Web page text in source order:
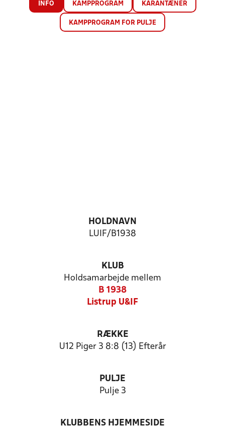
INFO KAMPPROGRAM KARANTÆNER
KAMPPROGRAM FOR PULJE
HOLDNAVN
LUIF/B1938
KLUB
Holdsamarbejde mellem
B 1938
Listrup U&IF
RÆKKE
U12 Piger 3 8:8 (13) Efterår
PULJE
Pulje 3
KLUBBENS HJEMMESIDE